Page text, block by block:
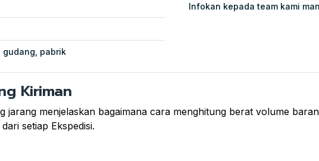
gudang, pabrik
Infokan kepada team kami
Kiriman
jarang menjelaskan bagaimana cara menghitung berat volume
setiap Ekspedisi.